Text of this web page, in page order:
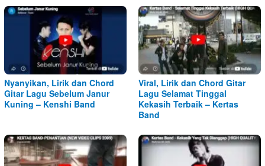
Nyanyikan, Lirik dan Chord
Gitar Lagu Sebelum Janur
Kuning – Kenshi Band
Viral, Lirik dan Chord Gitar
Lagu Selamat Tinggal
Kekasih Terbaik – Kertas
Band